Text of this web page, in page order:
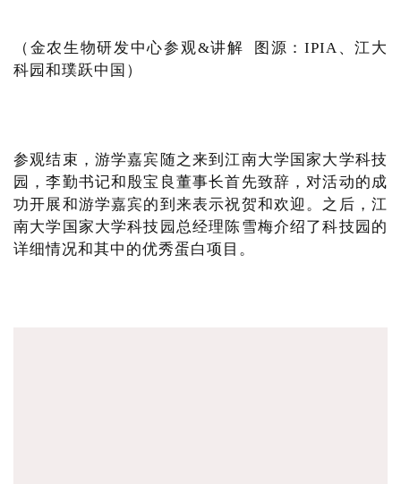
（金农生物研发中心参观&讲解 图源：IPIA、江大
科园和璞跃中国）
参观结束，游学嘉宾随之来到江南大学国家大学科技
园，李勤书记和殷宝良董事长首先致辞，对活动的成
功开展和游学嘉宾的到来表示祝贺和欢迎。之后，江
南大学国家大学科技园总经理陈雪梅介绍了科技园的
详细情况和其中的优秀蛋白项目。